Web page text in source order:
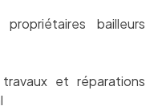
bailleurs
et réparations